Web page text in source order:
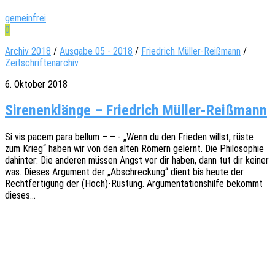
gemeinfrei
0
Archiv 2018 / Ausgabe 05 - 2018 / Friedrich Müller-Reißmann /
Zeitschriftenarchiv
6. Oktober 2018
Sirenenklänge – Friedrich Müller-Reißmann
Si vis pacem para bellum – – - „Wenn du den Frie­den willst, rüste
zum Krieg“ haben wir von den alten Römern gelernt. Die Philo­so­phie
dahin­ter: Die ande­ren müssen Angst vor dir haben, dann tut dir keiner
was. Dieses Argu­ment der „Abschre­ckung“ dient bis heute der
Recht­fer­ti­gung der (Hoch)-Rüstung. Argu­men­ta­ti­ons­hil­fe bekommt
dieses…